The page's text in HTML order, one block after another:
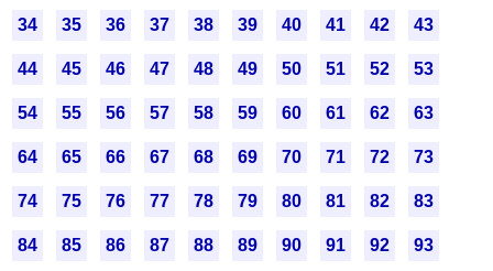
34 35 36 37 38 39 40 41 42 43
44 45 46 47 48 49 50 51 52 53
54 55 56 57 58 59 60 61 62 63
64 65 66 67 68 69 70 71 72 73
74 75 76 77 78 79 80 81 82 83
84 85 86 87 88 89 90 91 92 93